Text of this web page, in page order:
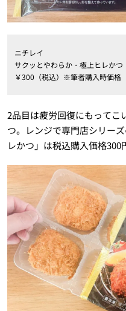
ニチレイ
サクッとやわらか・極上ヒレかつ
￥300（税込）※筆者購入時価格
2品目は疲労回復にもってこ
つ。レンジで専門店シリー
レかつ」は税込購入価格300